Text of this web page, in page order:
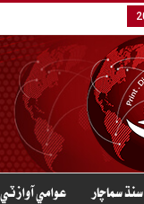
سنڌ سماچار عوامي آواز